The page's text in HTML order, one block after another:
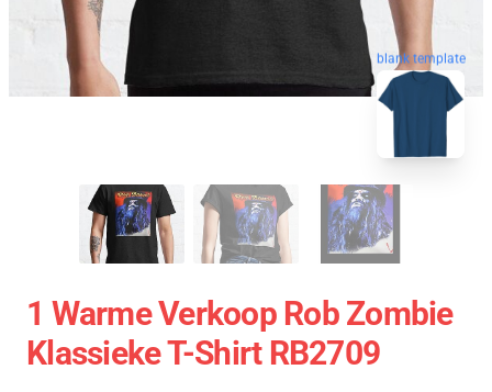
blank template
1 Warme Verkoop Rob Zombie
Klassieke T-Shirt RB2709